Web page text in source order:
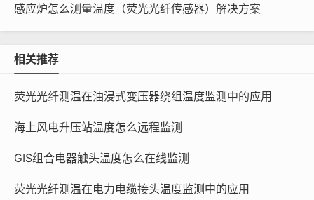
感应炉怎么测量温度（荧光光纤传感器）解决方案
相关推荐
荧光光纤测温在油浸式变压器绕组温度监测中的应用
海上风电升压站温度怎么远程监测
GIS组合电器触头温度怎么在线监测
荧光光纤测温在电力电缆接头温度监测中的应用